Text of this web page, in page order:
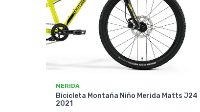
MERIDA
Bicicleta Montaña Niño Merida Matts J24
2021